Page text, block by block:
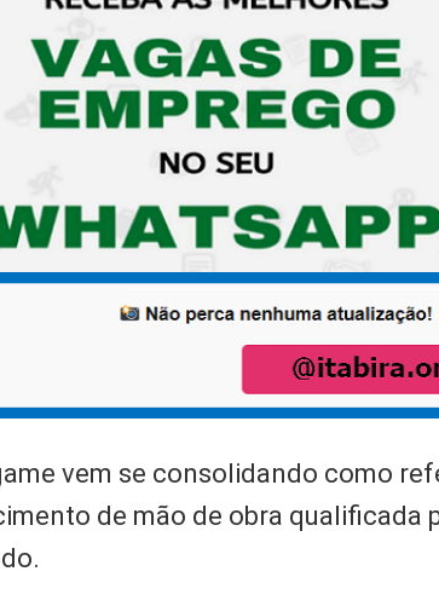
vem se consolidando como
de mão de obra qualificada